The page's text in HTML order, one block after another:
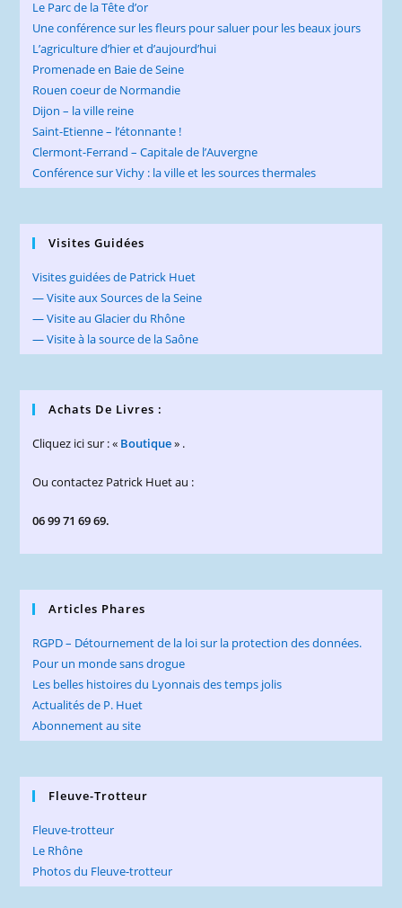
Le Parc de la Tête d’or
Une conférence sur les fleurs pour saluer pour les beaux jours
L’agriculture d’hier et d’aujourd’hui
Promenade en Baie de Seine
Rouen coeur de Normandie
Dijon – la ville reine
Saint-Etienne – l’étonnante !
Clermont-Ferrand – Capitale de l’Auvergne
Conférence sur Vichy : la ville et les sources thermales
Visites Guidées
Visites guidées de Patrick Huet
— Visite aux Sources de la Seine
— Visite au Glacier du Rhône
— Visite à la source de la Saône
Achats De Livres :
Cliquez ici sur : « Boutique» .
Ou contactez Patrick Huet au :
06 99 71 69 69.
Articles Phares
RGPD – Détournement de la loi sur la protection des données.
Pour un monde sans drogue
Les belles histoires du Lyonnais des temps jolis
Actualités de P. Huet
Abonnement au site
Fleuve-Trotteur
Fleuve-trotteur
Le Rhône
Photos du Fleuve-trotteur